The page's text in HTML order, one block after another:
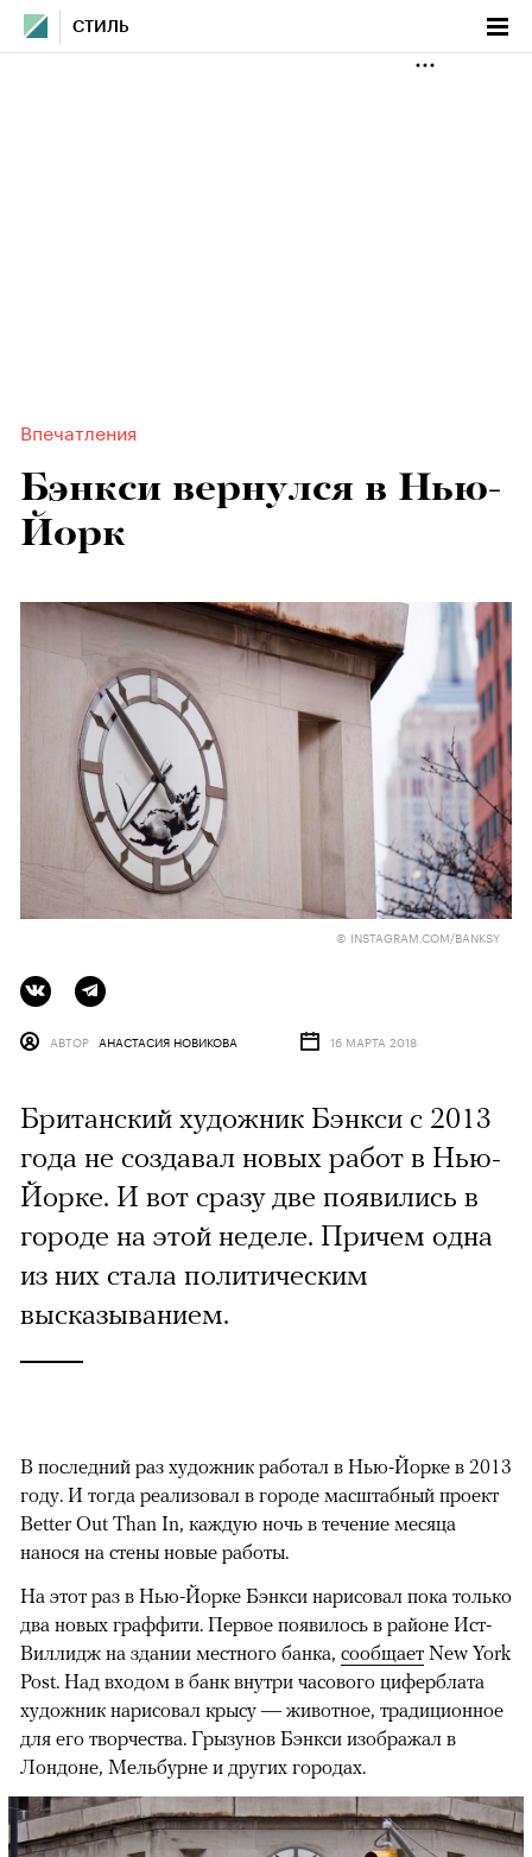
СТИЛЬ
Впечатления
Бэнкси вернулся в Нью-
Йорк
© INSTAGRAM.COM/BANKSY
АВТОР АНАСТАСИЯ НОВИКОВА 16 МАРТА 2018
Британский художник Бэнкси с 2013
года не создавал новых работ в Нью-
Йорке. И вот сразу две появились в
городе на этой неделе. Причем одна
из них стала политическим
высказыванием.
В последний раз художник работал в Нью-Йорке в 2013
году. И тогда реализовал в городе масштабный проект
Better Out Than In, каждую ночь в течение месяца
нанося на стены новые работы.
На этот раз в Нью-Йорке Бэнкси нарисовал пока только
два новых граффити. Первое появилось в районе Ист-
Виллидж на здании местного банка, сообщает New York
Post. Над входом в банк внутри часового циферблата
художник нарисовал крысу — животное, традиционное
для его творчества. Грызунов Бэнкси изображал в
Лондоне, Мельбурне и других городах.